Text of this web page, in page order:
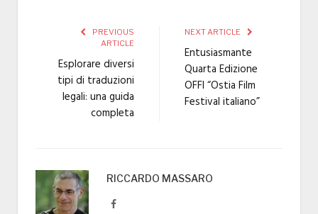
PREVIOUS
ARTICLE
Esplorare diversi
tipi di traduzioni
legali: una guida
completa
NEXT ARTICLE
Entusiasmante
Quarta Edizione
OFFI “Ostia Film
Festival italiano”
RICCARDO MASSARO
Facebook